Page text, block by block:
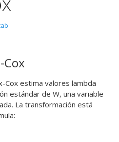
Cox
Cox estima valores lambda
estándar de W, una variable
La transformación está